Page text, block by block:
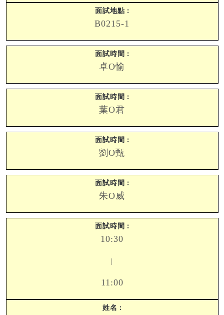
B0215-1
卓O愉
葉O君
劉O甄
朱O威
10:30
11:00